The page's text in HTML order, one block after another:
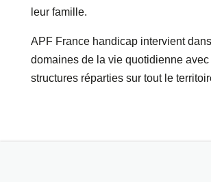
leur famille.
APF France handicap intervient
domaines de la vie quotidienne
structures réparties sur tout le